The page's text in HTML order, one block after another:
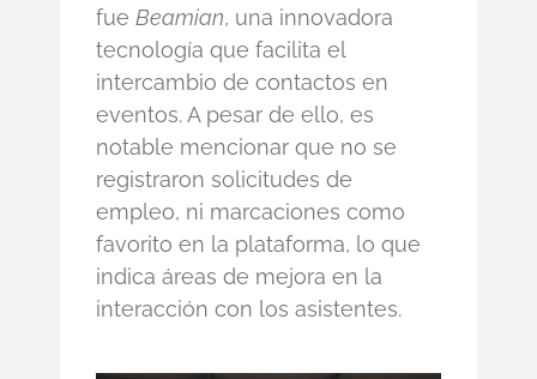
fue Beamian, una innovadora
tecnología que facilita el
intercambio de contactos en
eventos. A pesar de ello, es
notable mencionar que no se
registraron solicitudes de
empleo, ni marcaciones como
favorito en la plataforma, lo que
indica áreas de mejora en la
interacción con los asistentes.